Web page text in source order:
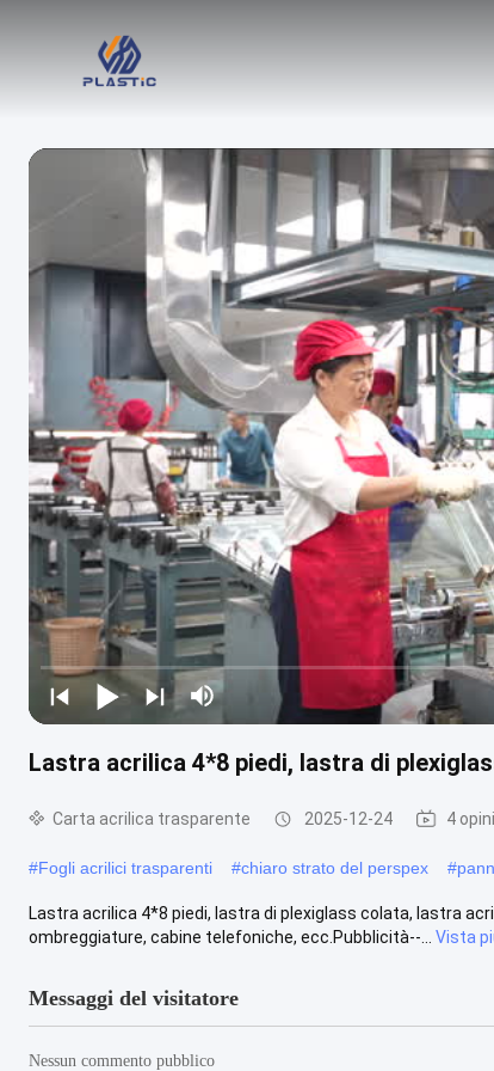
Lastra acrilica 4*8 piedi, lastra di
Carta acrilica trasparente 2025-12-24 4
#Fogli acrilici trasparenti #chiaro strato del perspex #
Lastra acrilica 4*8 piedi, lastra di plexiglass colata, lastra
ombreggiature, cabine telefoniche, ecc.Pubblicità--...
Vista
Messaggi del visitatore
Nessun commento pubblico